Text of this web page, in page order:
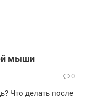
мыши
0
Что делать после